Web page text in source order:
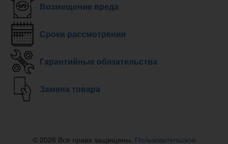
Возмещение вреда
Сроки рассмотрения
Гарантийные обязательства
Замена товара
© 2026 Все права защищены. Пользовательское